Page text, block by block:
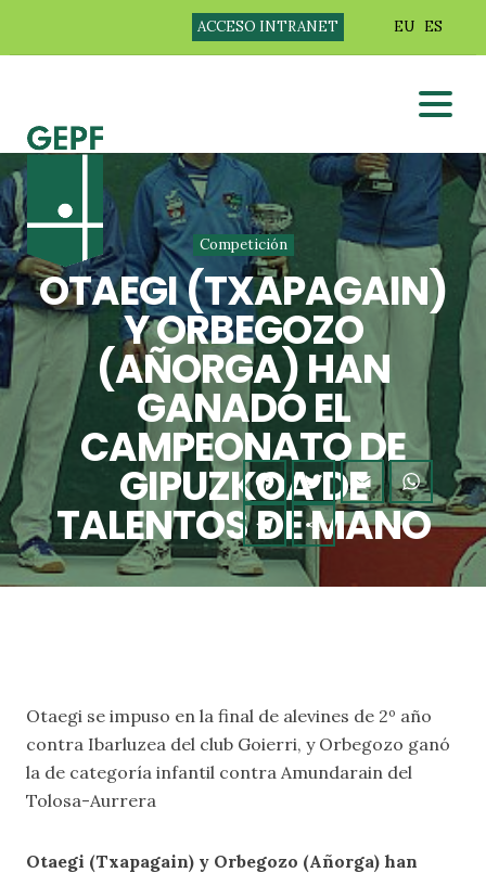
ACCESO INTRANET EU ES
Competición
OTAEGI (TXAPAGAIN)
Y ORBEGOZO
(AÑORGA) HAN
GANADO EL
CAMPEONATO DE
GIPUZKOA DE
TALENTOS DE MANO
Otaegi se impuso en la final de alevines de 2º año
contra Ibarluzea del club Goierri, y Orbegozo ganó
la de categoría infantil contra Amundarain del
Tolosa-Aurrera
Otaegi (Txapagain) y Orbegozo (Añorga) han